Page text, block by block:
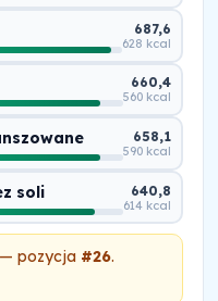
687,6
628 kcal
660,4
560 kcal
658,1
590 kcal
soli 640,8
614 kcal
— pozycja #26.